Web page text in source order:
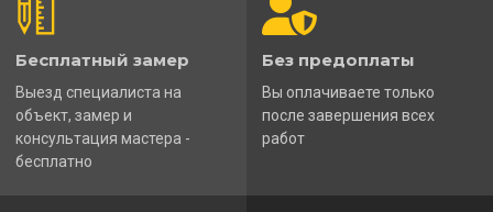
Бесплатный замер
Выезд специалиста на
объект, замер и
консультация мастера -
бесплатно
Без предоплаты
Вы оплачиваете только
после завершения всех
работ